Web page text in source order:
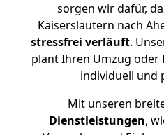
sorgen wir dafür,
Kaiserslautern nach
stressfrei verläuft.
plant Ihren Umzug oder
individuell und
Mit unseren
Dienstleistungen,